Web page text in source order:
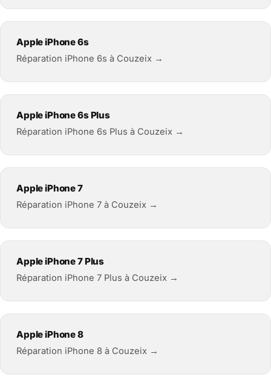
Apple iPhone 6s
Réparation iPhone 6s à Couzeix →
Apple iPhone 6s Plus
Réparation iPhone 6s Plus à Couzeix →
Apple iPhone 7
Réparation iPhone 7 à Couzeix →
Apple iPhone 7 Plus
Réparation iPhone 7 Plus à Couzeix →
Apple iPhone 8
Réparation iPhone 8 à Couzeix →